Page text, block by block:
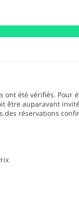
ont été vérifiés. Pour
être auparavant
des réservations